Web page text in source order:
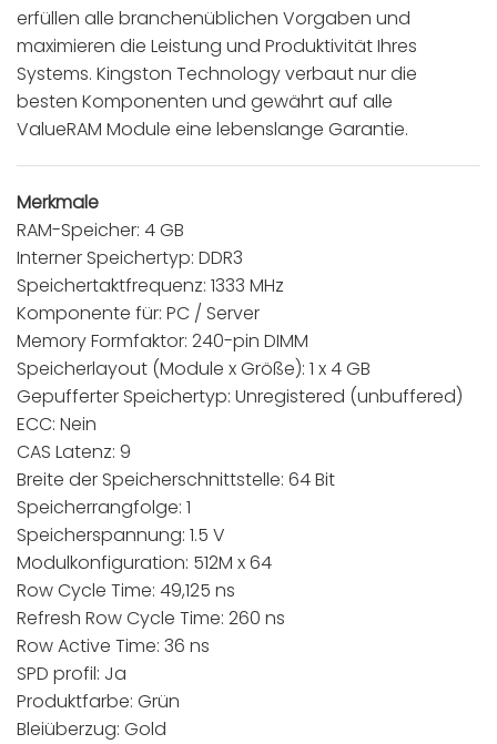
erfüllen alle branchenüblichen Vorgaben und
maximieren die Leistung und Produktivität Ihres
Systems. Kingston Technology verbaut nur die
besten Komponenten und gewährt auf alle
ValueRAM Module eine lebenslange Garantie.
Merkmale
RAM-Speicher: 4 GB
Interner Speichertyp: DDR3
Speichertaktfrequenz: 1333 MHz
Komponente für: PC / Server
Memory Formfaktor: 240-pin DIMM
Speicherlayout (Module x Größe): 1 x 4 GB
Gepufferter Speichertyp: Unregistered (unbuffered)
ECC: Nein
CAS Latenz: 9
Breite der Speicherschnittstelle: 64 Bit
Speicherrangfolge: 1
Speicherspannung: 1.5 V
Modulkonfiguration: 512M x 64
Row Cycle Time: 49,125 ns
Refresh Row Cycle Time: 260 ns
Row Active Time: 36 ns
SPD profil: Ja
Produktfarbe: Grün
Bleiüberzug: Gold